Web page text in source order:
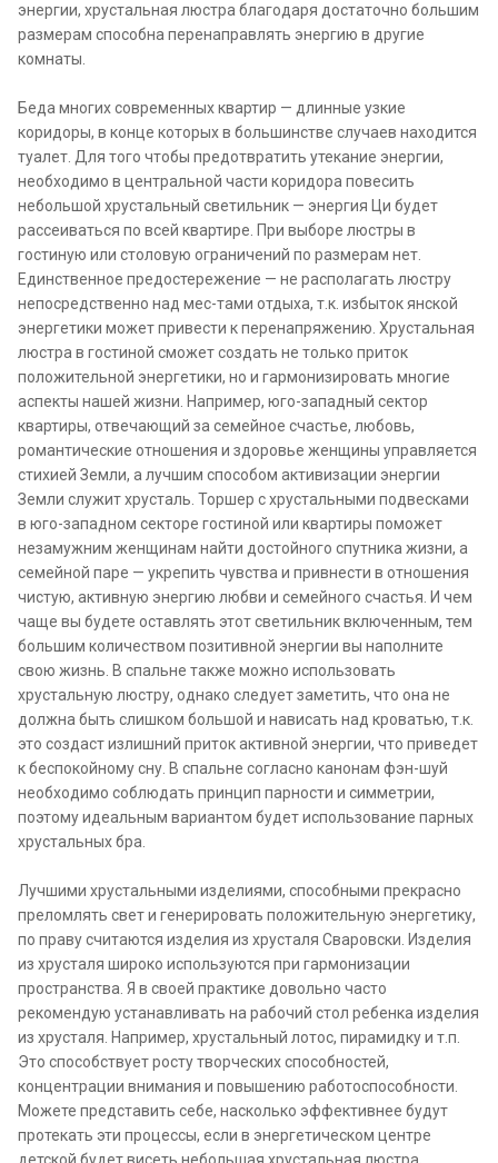
энергии, хрустальная люстра благодаря достаточно большим
размерам способна перенаправлять энергию в другие
комнаты.
Беда многих современных квартир — длинные узкие
коридоры, в конце которых в большинстве случаев находится
туалет. Для того чтобы предотвратить утекание энергии,
необходимо в центральной части коридора повесить
небольшой хрустальный светильник — энергия Ци будет
рассеиваться по всей квартире. При выборе люстры в
гостиную или столовую ограничений по размерам нет.
Единственное предостережение — не располагать люстру
непосредственно над мес-тами отдыха, т.к. избыток янской
энергетики может привести к перенапряжению. Хрустальная
люстра в гостиной сможет создать не только приток
положительной энергетики, но и гармонизировать многие
аспекты нашей жизни. Например, юго-западный сектор
квартиры, отвечающий за семейное счастье, любовь,
романтические отношения и здоровье женщины управляется
стихией Земли, а лучшим способом активизации энергии
Земли служит хрусталь. Торшер с хрустальными подвесками
в юго-западном секторе гостиной или квартиры поможет
незамужним женщинам найти достойного спутника жизни, а
семейной паре — укрепить чувства и привнести в отношения
чистую, активную энергию любви и семейного счастья. И чем
чаще вы будете оставлять этот светильник включенным, тем
большим количеством позитивной энергии вы наполните
свою жизнь. В спальне также можно использовать
хрустальную люстру, однако следует заметить, что она не
должна быть слишком большой и нависать над кроватью, т.к.
это создаст излишний приток активной энергии, что приведет
к беспокойному сну. В спальне согласно канонам фэн-шуй
необходимо соблюдать принцип парности и симметрии,
поэтому идеальным вариантом будет использование парных
хрустальных бра.
Лучшими хрустальными изделиями, способными прекрасно
преломлять свет и генерировать положительную энергетику,
по праву считаются изделия из хрусталя Сваровски. Изделия
из хрусталя широко используются при гармонизации
пространства. Я в своей практике довольно часто
рекомендую устанавливать на рабочий стол ребенка изделия
из хрусталя. Например, хрустальный лотос, пирамидку и т.п.
Это способствует росту творческих способностей,
концентрации внимания и повышению работоспособности.
Можете представить себе, насколько эффективнее будут
протекать эти процессы, если в энергетическом центре